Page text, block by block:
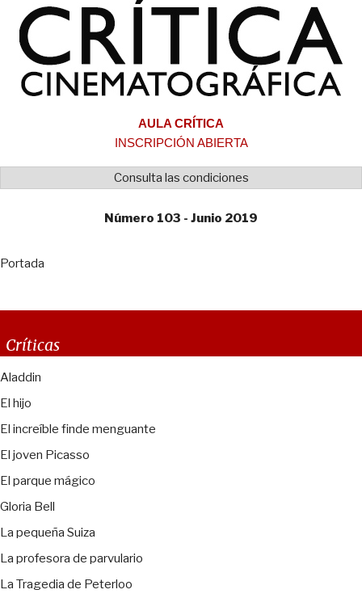
AULA CRÍTICA
INSCRIPCIÓN ABIERTA
Consulta las condiciones
Número 103 - Junio 2019
Portada
Críticas
Aladdin
El hijo
El increíble finde menguante
El joven Picasso
El parque mágico
Gloria Bell
La pequeña Suiza
La profesora de parvulario
La Tragedia de Peterloo